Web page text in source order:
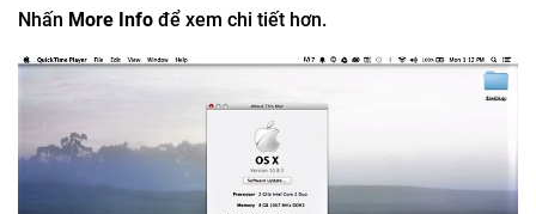
Nhấn More Info để xem chi tiết hơn.